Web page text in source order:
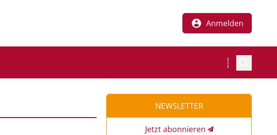
Anmelden
NEWSLETTER
Jetzt abonnieren